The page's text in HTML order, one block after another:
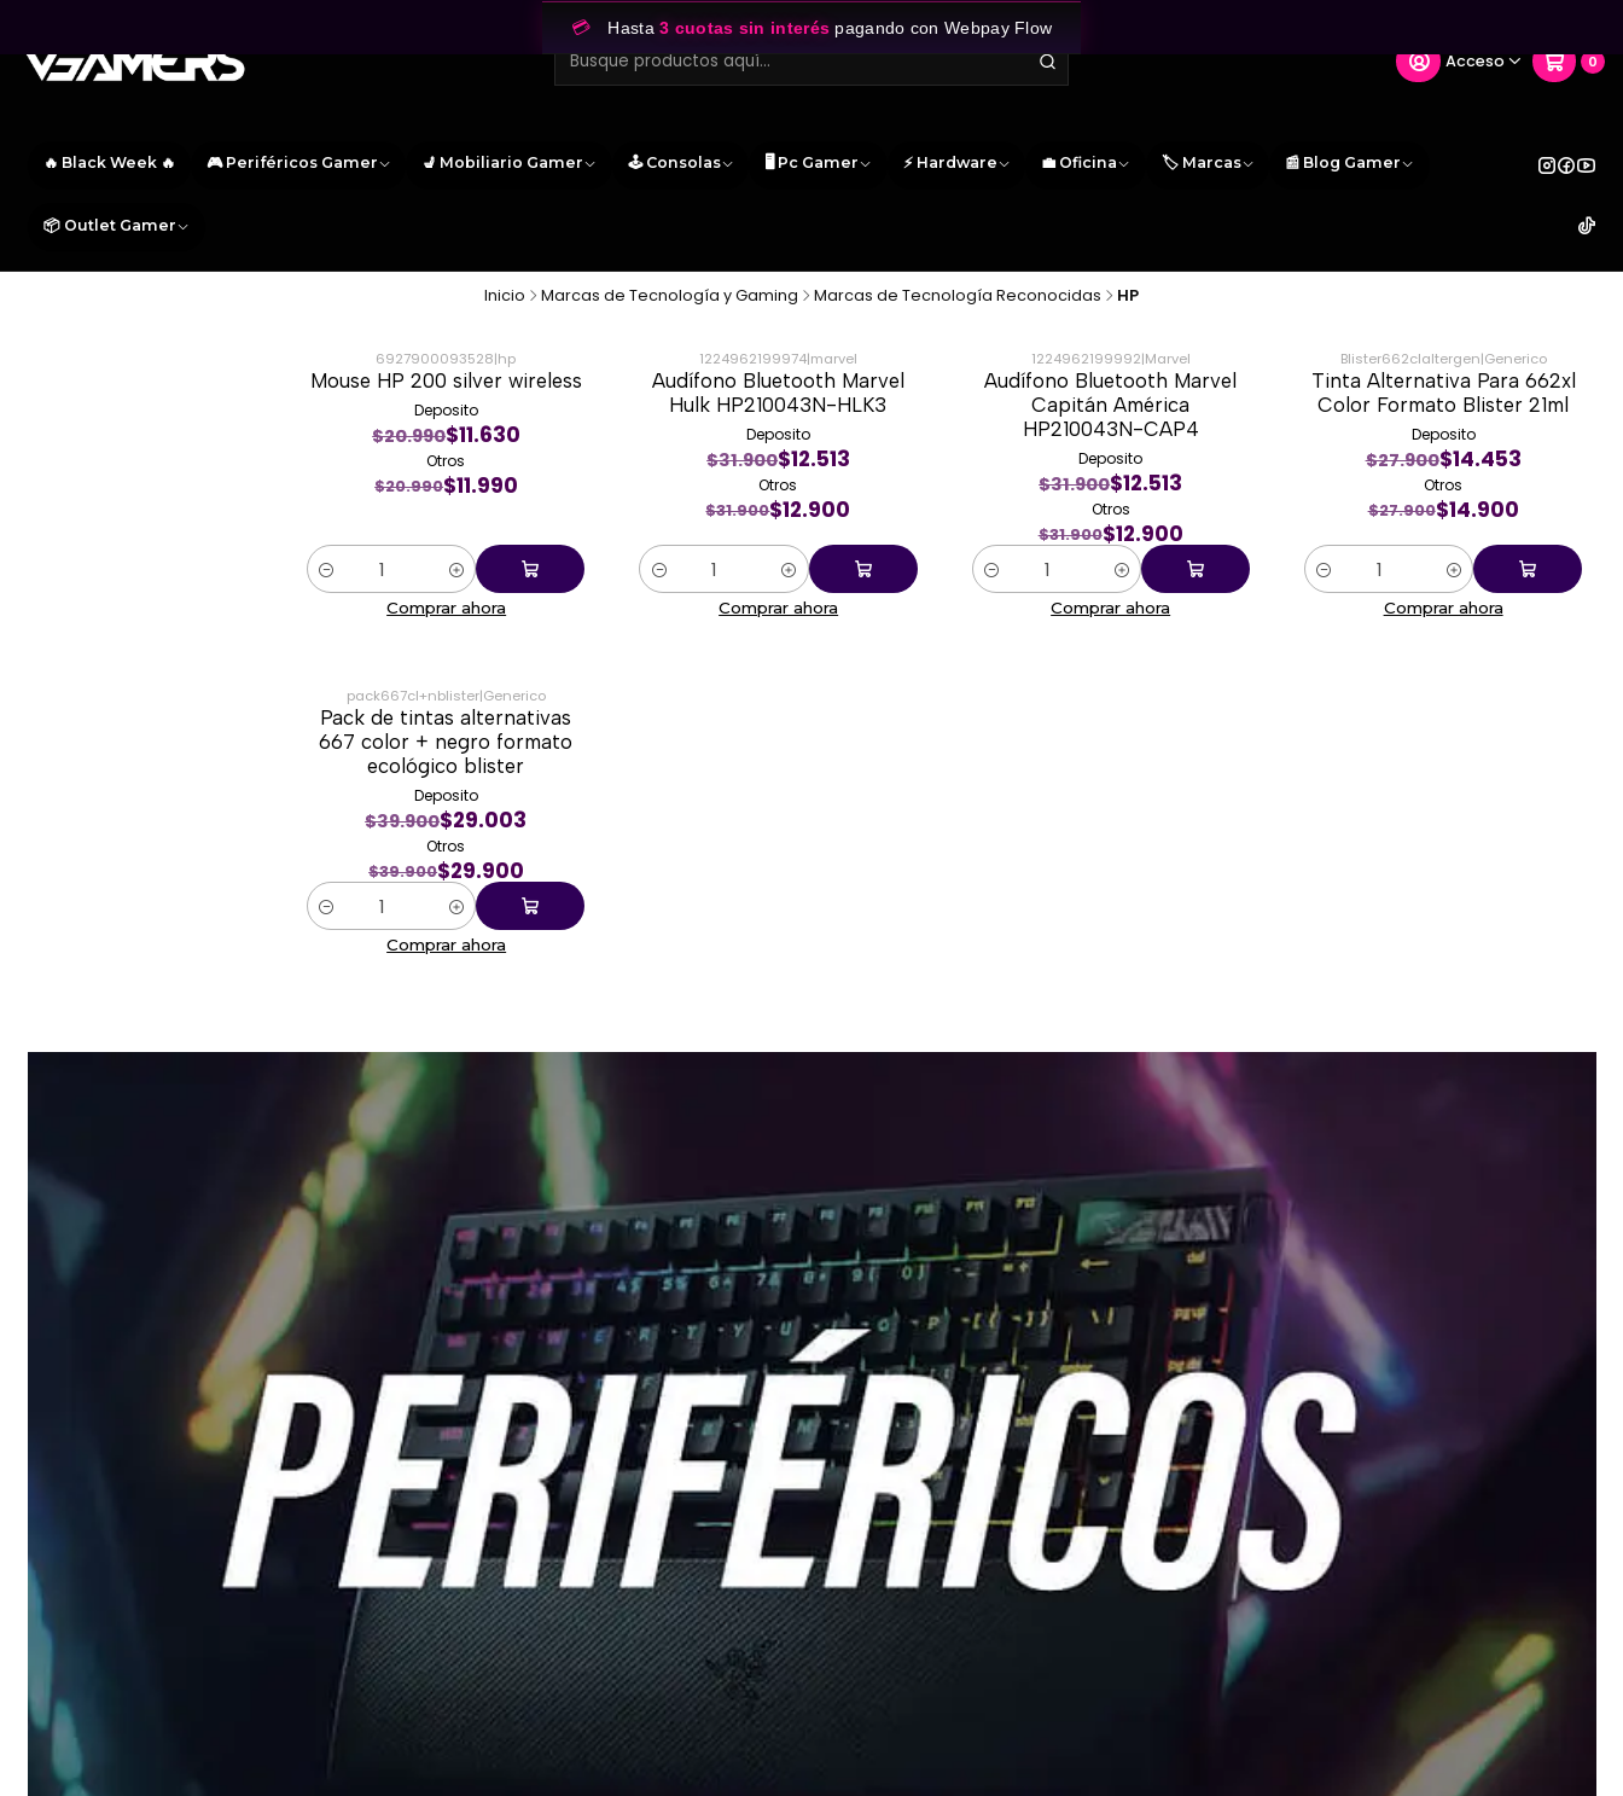
Acceso 0
🔥 Black Week 🔥 🎮 Periféricos Gamer 💺 Mobiliario Gamer 🕹️ Consolas 🖥️ Pc Gamer ⚡ Hardware 💼 Oficina 🏷️ Marcas 📰 Blog Gamer
📦 Outlet Gamer
💳 Hasta3 cuotas sin interés pagando con Webpay Flow
Inicio Marcas de Tecnología y Gaming Marcas de Tecnología Reconocidas HP
-43%
6927900093528|hp
Mouse HP 200 silver wireless
Deposito
$20.990$11.630
Otros
$20.990$11.990
Cantidad
Comprar ahora
-60%
1224962199974|marvel
Audífono Bluetooth Marvel
Hulk HP210043N-HLK3
Deposito
$31.900$12.513
Otros
$31.900$12.900
Cantidad
Comprar ahora
-60%
1224962199992|Marvel
Audífono Bluetooth Marvel
Capitán América
HP210043N-CAP4
Deposito
$31.900$12.513
Otros
$31.900$12.900
Cantidad
Comprar ahora
-47%
Blister662claltergen|Generico
Tinta Alternativa Para 662xl
Color Formato Blister 21ml
Deposito
$27.900$14.453
Otros
$27.900$14.900
Cantidad
Comprar ahora
-25%
pack667cl+nblister|Generico
Pack de tintas alternativas
667 color + negro formato
ecológico blister
Deposito
$39.900$29.003
Otros
$39.900$29.900
Cantidad
Comprar ahora